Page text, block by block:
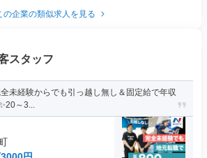
の企業の類似求人を見る
スタッフ
全未経験からでも引っ越し無し＆固定給で年収
～3...